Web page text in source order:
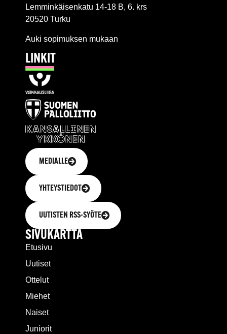
Lemminkäisenkatu 14-18 B, 6. krs
20520 Turku
Auki sopimuksen mukaan
LINKIT
MEDIALLE
YHTEYSTIEDOT
UUTISTEN RSS-SYÖTE
SIVUKARTTA
Etusivu
Uutiset
Ottelut
Miehet
Naiset
Juniorit